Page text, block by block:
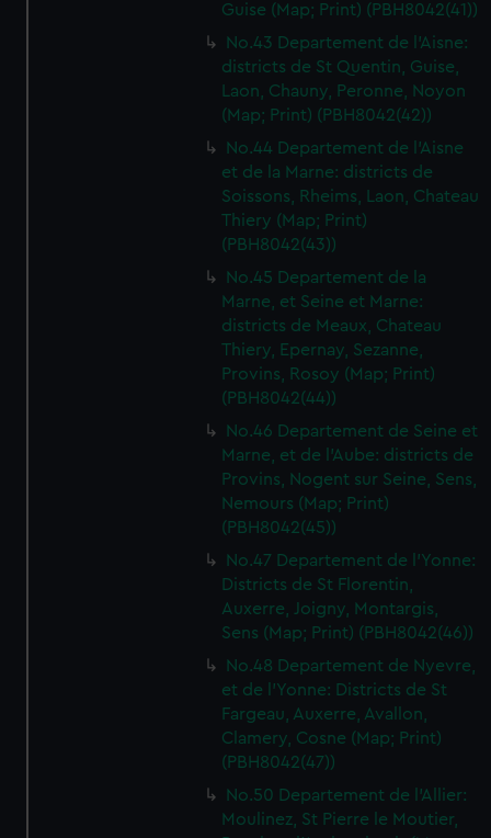
Guise (Map; Print) (PBH8042(41))
No.43 Departement de l'Aisne:
districts de St Quentin, Guise,
Laon, Chauny, Peronne, Noyon
(Map; Print) (PBH8042(42))
No.44 Departement de l'Aisne
et de la Marne: districts de
Soissons, Rheims, Laon, Chateau
Thiery (Map; Print)
(PBH8042(43))
No.45 Departement de la
Marne, et Seine et Marne:
districts de Meaux, Chateau
Thiery, Epernay, Sezanne,
Provins, Rosoy (Map; Print)
(PBH8042(44))
No.46 Departement de Seine et
Marne, et de l'Aube: districts de
Provins, Nogent sur Seine, Sens,
Nemours (Map; Print)
(PBH8042(45))
No.47 Departement de l'Yonne:
Districts de St Florentin,
Auxerre, Joigny, Montargis,
Sens (Map; Print) (PBH8042(46))
No.48 Departement de Nyevre,
et de l'Yonne: Districts de St
Fargeau, Auxerre, Avallon,
Clamery, Cosne (Map; Print)
(PBH8042(47))
No.50 Departement de l'Allier:
Moulinez, St Pierre le Moutier,